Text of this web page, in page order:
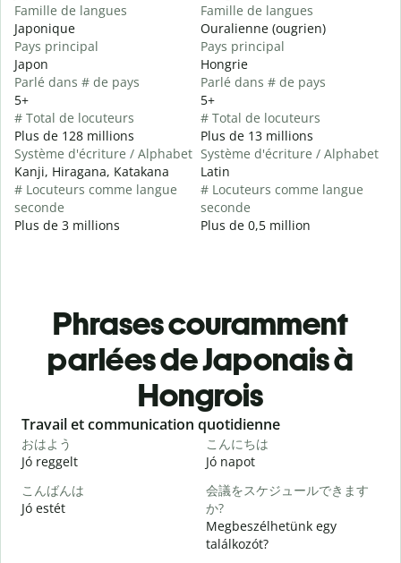
Famille de langues
Japonique
Pays principal
Japon
Parlé dans # de pays
5+
# Total de locuteurs
Plus de 128 millions
Système d'écriture / Alphabet
Kanji, Hiragana, Katakana
# Locuteurs comme langue
seconde
Plus de 3 millions
Famille de langues
Ouralienne (ougrien)
Pays principal
Hongrie
Parlé dans # de pays
5+
# Total de locuteurs
Plus de 13 millions
Système d'écriture / Alphabet
Latin
# Locuteurs comme langue
seconde
Plus de 0,5 million
Phrases couramment
parlées de Japonais à
Hongrois
Slide 1 of 6
Travail et communication quotidienne
おはよう
Jó reggelt
こんにちは
Jó napot
こんばんは
Jó estét
会議をスケジュールできます
か?
Megbeszélhetünk egy
találkozót?